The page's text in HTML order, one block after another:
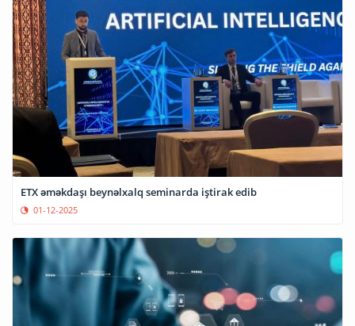
ETX əməkdaşı beynəlxalq seminarda iştirak edib
01-12-2025